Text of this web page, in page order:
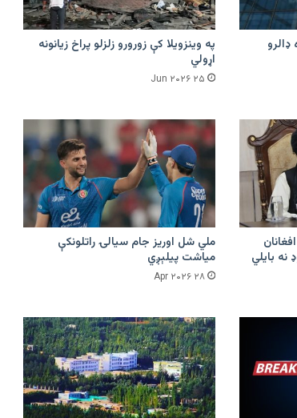
ډالرو
په وینزویلا کې زورورو زلزلو پراخ زیانونه
اړولي
۲۵ Jun ۲۰۲۶
بایلي
ملي شل اوریز جام سیالۍ راتلونکې
میاشت پیلېږي
۲۸ Apr ۲۰۲۶